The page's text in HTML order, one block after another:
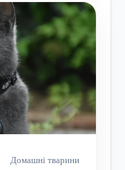
Домашні тварини